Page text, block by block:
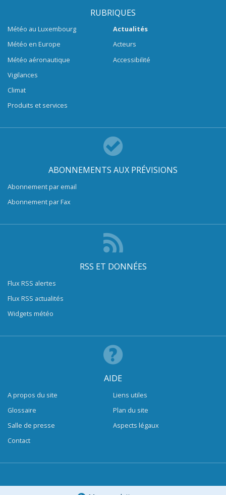
RUBRIQUES
Météo au Luxembourg
Météo en Europe
Météo aéronautique
Vigilances
Climat
Produits et services
Actualités
Acteurs
Accessibilité
ABONNEMENTS AUX PRÉVISIONS
Abonnement par email
Abonnement par Fax
RSS ET DONNÉES
Flux RSS alertes
Flux RSS actualités
Widgets météo
AIDE
A propos du site
Glossaire
Salle de presse
Contact
Liens utiles
Plan du site
Aspects légaux